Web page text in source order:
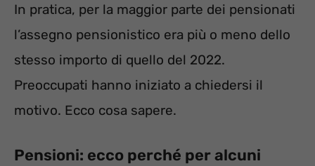
In pratica, per la maggior parte dei pensionati
l’assegno pensionistico era più o meno dello
stesso importo di quello del 2022.
Preoccupati hanno iniziato a chiedersi il
motivo. Ecco cosa sapere.
Pensioni: ecco perché per alcuni